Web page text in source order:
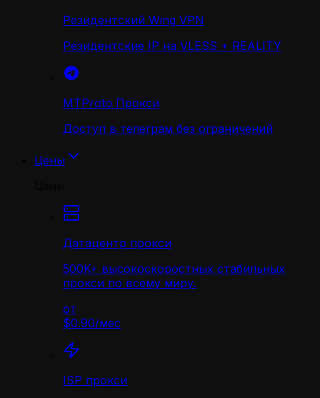
Резидентский Wing VPN
Резидентские IP на VLESS + REALITY
MTProto Прокси
Доступ в телеграм без ограничений
Цены
Датацентр прокси
500K+ высокоскоростных стабильных
прокси по всему миру.
от
$0.90/мес
ISP прокси